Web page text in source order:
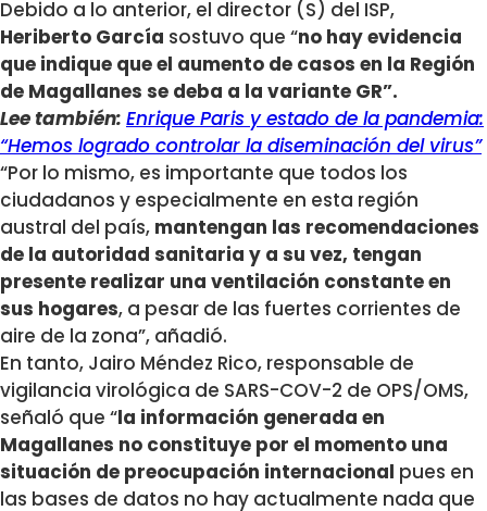
Debido a lo anterior, el director (S) del ISP,
Heriberto García sostuvo que “no hay evidencia
que indique que el aumento de casos en la Región
de Magallanes se deba a la variante GR”.
Lee también: Enrique Paris y estado de la pandemia:
“Hemos logrado controlar la diseminación del virus”
“Por lo mismo, es importante que todos los
ciudadanos y especialmente en esta región
austral del país, mantengan las recomendaciones
de la autoridad sanitaria y a su vez, tengan
presente realizar una ventilación constante en
sus hogares, a pesar de las fuertes corrientes de
aire de la zona”, añadió.
En tanto, Jairo Méndez Rico, responsable de
vigilancia virológica de SARS-COV-2 de OPS/OMS,
señaló que “la información generada en
Magallanes no constituye por el momento una
situación de preocupación internacional pues en
las bases de datos no hay actualmente nada que